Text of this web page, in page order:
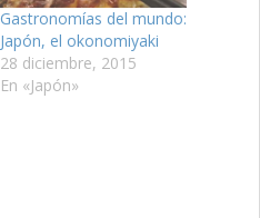
Gastronomías del mundo:
Japón, el okonomiyaki
28 diciembre, 2015
En «Japón»